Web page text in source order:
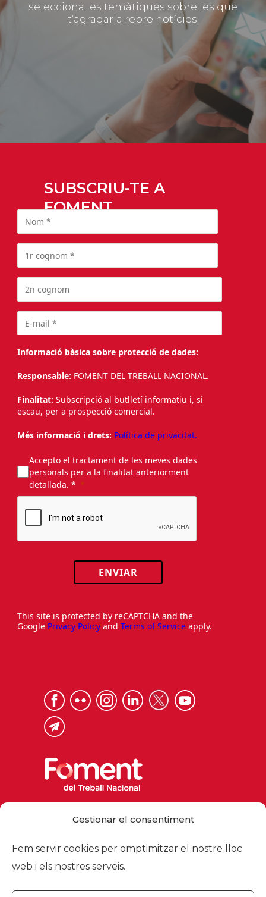
Gestionar el consentiment
Fem servir cookies per omptimitzar el nostre lloc
web i els nostres serveis.
selecciona les temàtiques sobre les que
t’agradaria rebre notícies.
SUBSCRIU-TE A
FOMENT
Informació bàsica sobre protecció de dades:
Responsable: FOMENT DEL TREBALL NACIONAL.
Finalitat: Subscripció al butlletí informatiu i, si
escau, per a prospecció comercial.
Més informació i drets: Política de privacitat.
Accepto el tractament de les meves dades
personals per a la finalitat anteriorment
detallada. *
ENVIAR
This site is protected by reCAPTCHA and the
Google Privacy Policy and Terms of Service apply.
foment@foment.com